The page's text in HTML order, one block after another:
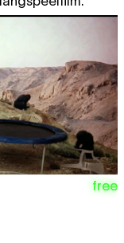
free